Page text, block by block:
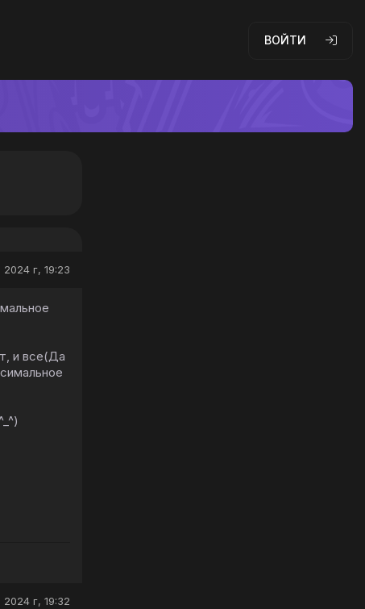
ВОЙТИ
2024 г, 19:23
и все(Да
2024 г, 19:32